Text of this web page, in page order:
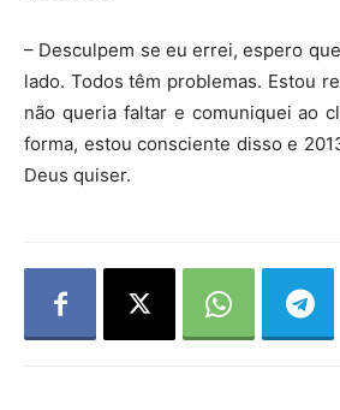
– Desculpem se eu errei, espero
lado. Todos têm problemas. Estou
não queria faltar e comuniquei ao
forma, estou consciente disso e
Deus quiser.